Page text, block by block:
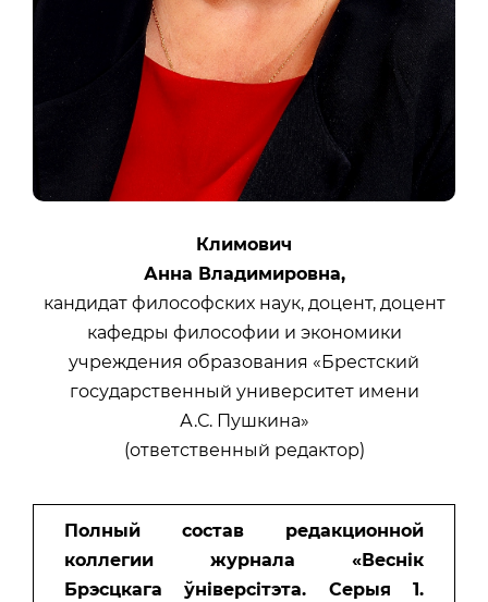
Климович
Анна Владимировна,
кандидат философских наук, доцент, доцент
кафедры философии и экономики
учреждения образования «Брестский
государственный университет имени
А.С. Пушкина»
(ответственный редактор)
Полный состав редакционной
коллегии журнала «Веснiк
Брэсцкага ўнiверсiтэта. Серыя 1.